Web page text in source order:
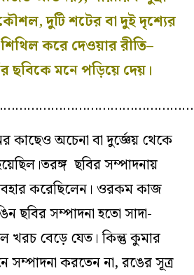
দুটি শটের বা দুই দৃশ্যের
করে দেওয়ার রীতি–
ছবিকে মনে পড়িয়ে দেয়।
অচেনা বা দুর্জ্ঞেয় থেকে
তরঙ্গ ছবির সম্পাদনায়
করেছিলেন। ওরকম কাজ
ছবির সম্পাদনা হতো সাদা-
খরচ বেড়ে যেত। কিন্তু কুমার
সম্পাদনা করতেন না, রঙের সূত্র